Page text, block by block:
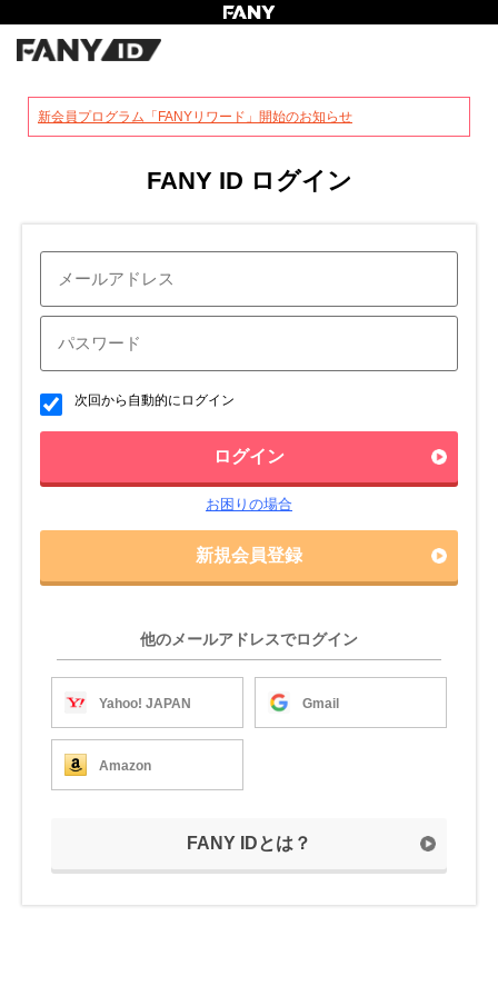
新会員プログラム「FANYリワード」開始のお知らせ
FANY ID ログイン
次回から自動的にログイン
ログイン
お困りの場合
新規会員登録
他のメールアドレスでログイン
Yahoo! JAPAN Gmail
Amazon
FANY IDとは？